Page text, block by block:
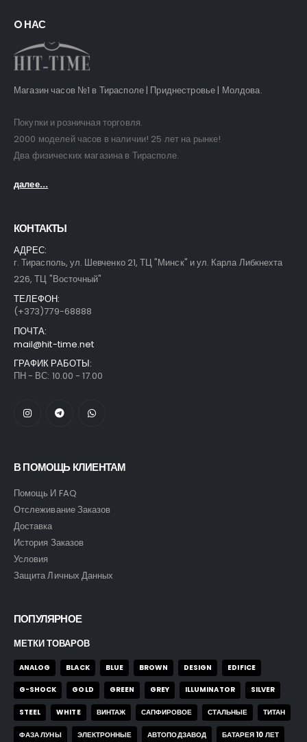
O НАС
Магазин часов №1 в Тирасполе | Приднестровье | Молдова.
Покупки и розничная торговля.
2000 моделей часов в наличии! 25 лет на рынке!
Два физических магазина в Тирасполе.
далее...
КОНТАКТЫ
АДРЕС:
г. Тирасполь, ул. Шевченко 21, ТЦ "Минск" и ул. Карла Либкнехта
226, ТЦ "Восточный"
ТЕЛЕФОН:
(+373)779-68888
ПОЧТА:
mail@hit-time.net
ГРАФИК РАБОТЫ:
ПН - ВС: 10.00 - 17.00
В ПОМОЩЬ КЛИЕНТАМ
Помощь И FAQ
Отслеживание Заказов
Доставка
История Заказов
Условия
Защита Личных Данных
ПОПУЛЯРНОЕ
МЕТКИ ТОВАРОВ
ANALOG BLACK BLUE BROWN DESIGN EDIFICE
G-SHOCK GOLD GREEN GREY ILLUMINATOR SILVER
STEEL WHITE ВИНТАЖ САПФИРОВОЕ СТАЛЬНЫЕ ТИТАН
ФАЗА ЛУНЫ ЭЛЕКТРОННЫЕ АВТОПОДЗАВОД БАТАРЕЯ 10 ЛЕТ